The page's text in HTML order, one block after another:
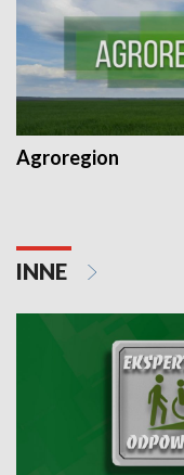
Agroregion
INNE